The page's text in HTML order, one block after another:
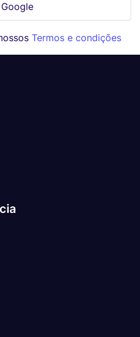
Google
Termos e condições